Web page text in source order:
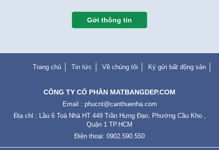
Gởi thông tin
Trang chủ Tin tức Về chúng tôi Ký gửi bất động sản
CÔNG TY CỔ PHẦN MATBANGDEP.COM
Email : phucnt@canthuenha.com
Địa chỉ : Lầu 6 Toà Nhà HT 449 Trần Hưng Đạo, Phường Cầu Kho ,
Quận 1 TP.HCM
Điện thoại: 0902.590.550